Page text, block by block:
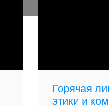
Горячая
этики и